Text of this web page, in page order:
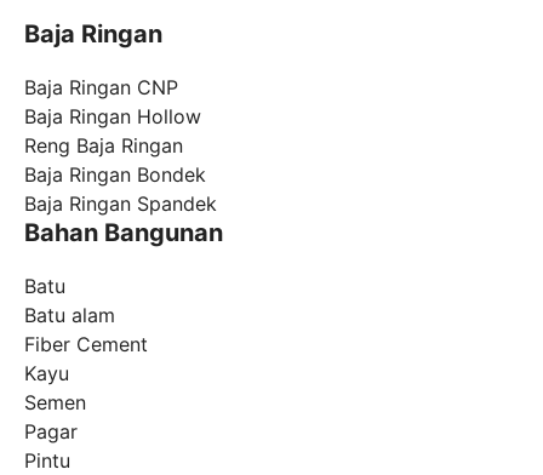
Baja Ringan
Baja Ringan CNP
Baja Ringan Hollow
Reng Baja Ringan
Baja Ringan Bondek
Baja Ringan Spandek
Bahan Bangunan
Batu
Batu alam
Fiber Cement
Kayu
Semen
Pagar
Pintu